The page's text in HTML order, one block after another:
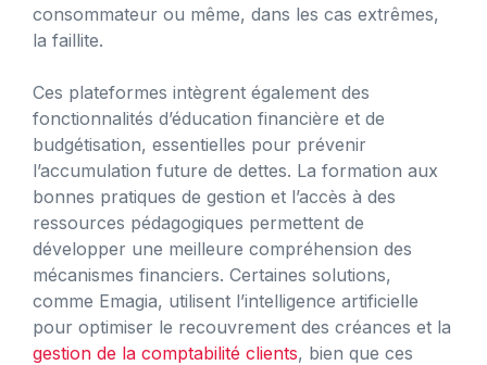
consommateur ou même, dans les cas extrêmes,
la faillite.
Ces plateformes intègrent également des
fonctionnalités d’éducation financière et de
budgétisation, essentielles pour prévenir
l’accumulation future de dettes. La formation aux
bonnes pratiques de gestion et l’accès à des
ressources pédagogiques permettent de
développer une meilleure compréhension des
mécanismes financiers. Certaines solutions,
comme Emagia, utilisent l’intelligence artificielle
pour optimiser le recouvrement des créances et la
gestion de la comptabilité clients, bien que ces